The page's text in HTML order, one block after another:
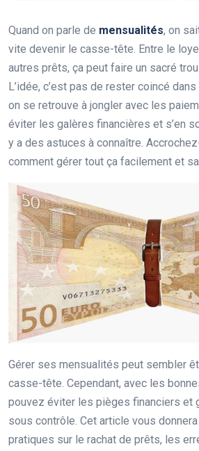
Quand on parle de mensualités, on
vite devenir le casse-tête. Entre le
autres prêts, ça peut faire un sacré
L’idée, c’est pas de rester coincé
on se retrouve à jongler avec les
éviter les galères financières et s’en
y a des astuces à connaître.
comment gérer tout ça facilement et
Gérer ses mensualités peut sembler
casse-tête. Cependant, avec les
pouvez éviter les pièges financiers et
sous contrôle. Cet article vous
pratiques sur le rachat de prêts, les